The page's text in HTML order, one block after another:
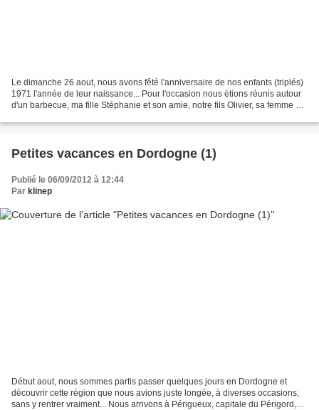
Le dimanche 26 aout, nous avons fêté l'anniversaire de nos enfants (triplés)
1971 l'année de leur naissance... Pour l'occasion nous étions réunis autour
d'un barbecue, ma fille Stéphanie et son amie, notre fils Olivier, sa femme et
Petites vacances en Dordogne (1)
Publié le 06/09/2012 à 12:44
Par klinep
Début aout, nous sommes partis passer quelques jours en Dordogne et
découvrir cette région que nous avions juste longée, à diverses occasions,
sans y rentrer vraiment... Nous arrivons à Périgueux, capitale du Périgord,